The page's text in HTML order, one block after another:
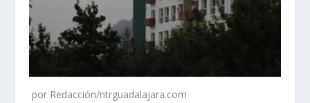
por Redacción/ntrguadalajara.com